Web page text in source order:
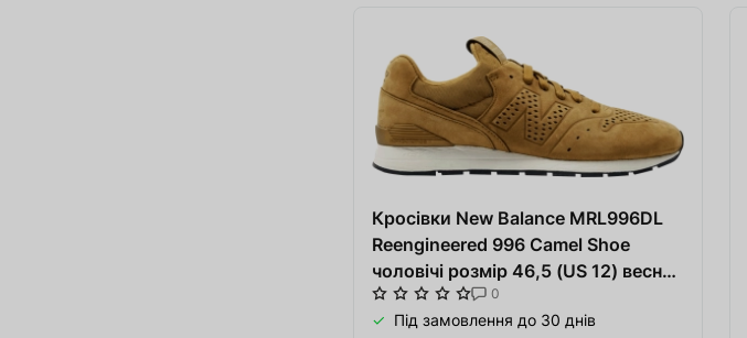
Кросівки New Balance MRL996DL
Reengineered 996 Camel Shoe
чоловічі розмір 46,5 (US 12) весна-
літо бежеві/білі шкіра/тканина
0
Під замовлення до 30 днів